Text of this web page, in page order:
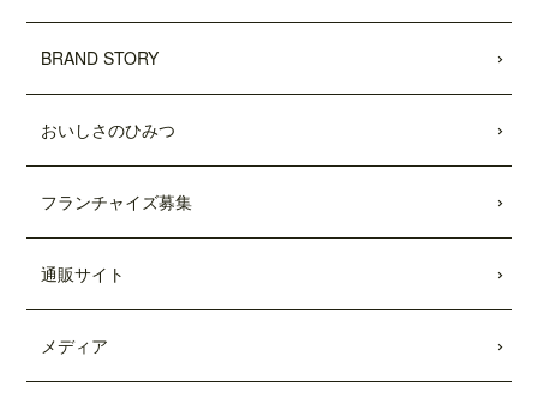
2022.05.20
日頃より、テディーズビガーバーガーを
世界的な物流網の混乱により、ポテトの
更させていただきます。ご利用のお客様
には大変ご不便をおかけいたしますが、
げます。
黒店の「5倍激辛バーガー」が掲載されま
BRAND STORY
おいしさのひみつ
フランチャイズ募集
通販サイト
メディア